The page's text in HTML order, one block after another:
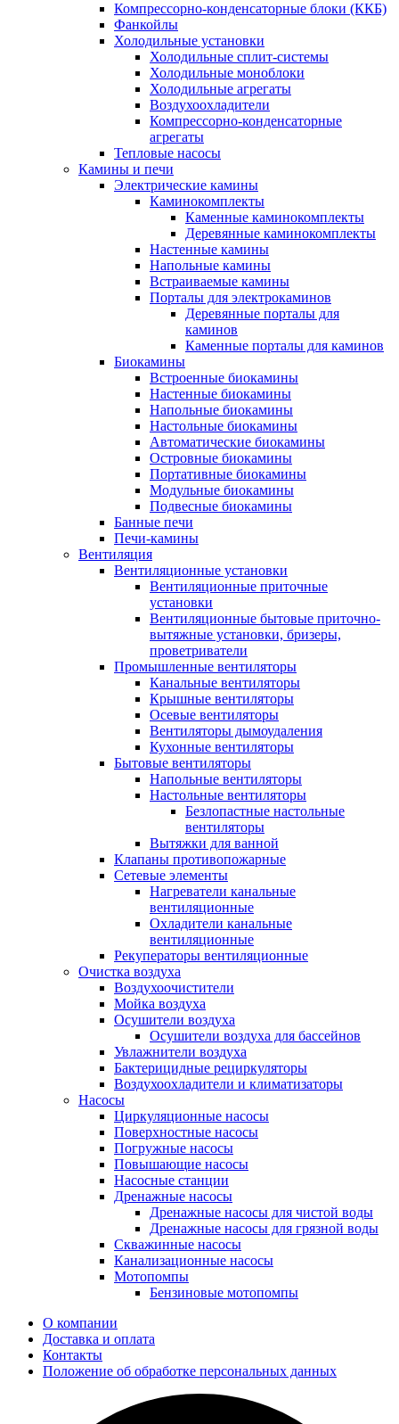
Компрессорно-конденсаторные блоки (ККБ)
Фанкойлы
Холодильные установки
Холодильные сплит-системы
Холодильные моноблоки
Холодильные агрегаты
Воздухоохладители
Компрессорно-конденсаторные
агрегаты
Тепловые насосы
Камины и печи
Электрические камины
Каминокомплекты
Каменные каминокомплекты
Деревянные каминокомплекты
Настенные камины
Напольные камины
Встраиваемые камины
Порталы для электрокаминов
Деревянные порталы для
каминов
Каменные порталы для каминов
Биокамины
Встроенные биокамины
Настенные биокамины
Напольные биокамины
Настольные биокамины
Автоматические биокамины
Островные биокамины
Портативные биокамины
Модульные биокамины
Подвесные биокамины
Банные печи
Печи-камины
Вентиляция
Вентиляционные установки
Вентиляционные приточные
установки
Вентиляционные бытовые приточно-
вытяжные установки, бризеры,
проветриватели
Промышленные вентиляторы
Канальные вентиляторы
Крышные вентиляторы
Осевые вентиляторы
Вентиляторы дымоудаления
Кухонные вентиляторы
Бытовые вентиляторы
Напольные вентиляторы
Настольные вентиляторы
Безлопастные настольные
вентиляторы
Вытяжки для ванной
Клапаны противопожарные
Сетевые элементы
Нагреватели канальные
вентиляционные
Охладители канальные
вентиляционные
Рекуператоры вентиляционные
Очистка воздуха
Воздухоочистители
Мойка воздуха
Осушители воздуха
Осушители воздуха для бассейнов
Увлажнители воздуха
Бактерицидные рециркуляторы
Воздухоохладители и климатизаторы
Насосы
Циркуляционные насосы
Поверхностные насосы
Погружные насосы
Повышающие насосы
Насосные станции
Дренажные насосы
Дренажные насосы для чистой воды
Дренажные насосы для грязной воды
Скважинные насосы
Канализационные насосы
Мотопомпы
Бензиновые мотопомпы
О компании
Доставка и оплата
Контакты
Положение об обработке персональных данных